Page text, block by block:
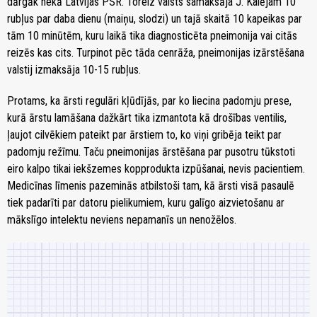
rubļus par daba dienu (maiņu, slodzi) un tajā skaitā 10 kapeikas par
tām 10 minūtēm, kuru laikā tika diagnosticēta pneimonija vai citās
reizēs kas cits. Turpinot pēc tāda cenrāža, pneimonijas izārstēšana
valstij izmaksāja 10-15 rubļus.
Protams, ka ārsti regulāri kļūdījās, par ko liecina padomju prese,
kurā ārstu lamāšana dažkārt tika izmantota kā drošības ventilis,
ļaujot cilvēkiem pateikt par ārstiem to, ko viņi gribēja teikt par
padomju režīmu. Taču pneimonijas ārstēšana par pusotru tūkstoti
eiro kalpo tikai iekšzemes kopprodukta izpūšanai, nevis pacientiem.
Medicīnas līmenis pazeminās atbilstoši tam, kā ārsti visā pasaulē
tiek padarīti par datoru pielikumiem, kuru galīgo aizvietošanu ar
mākslīgo intelektu neviens nepamanīs un nenožēlos.